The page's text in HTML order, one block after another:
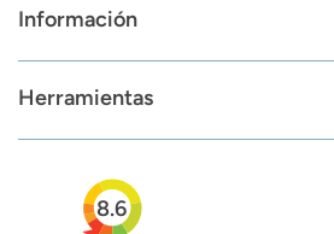
Información
Herramientas
8.6